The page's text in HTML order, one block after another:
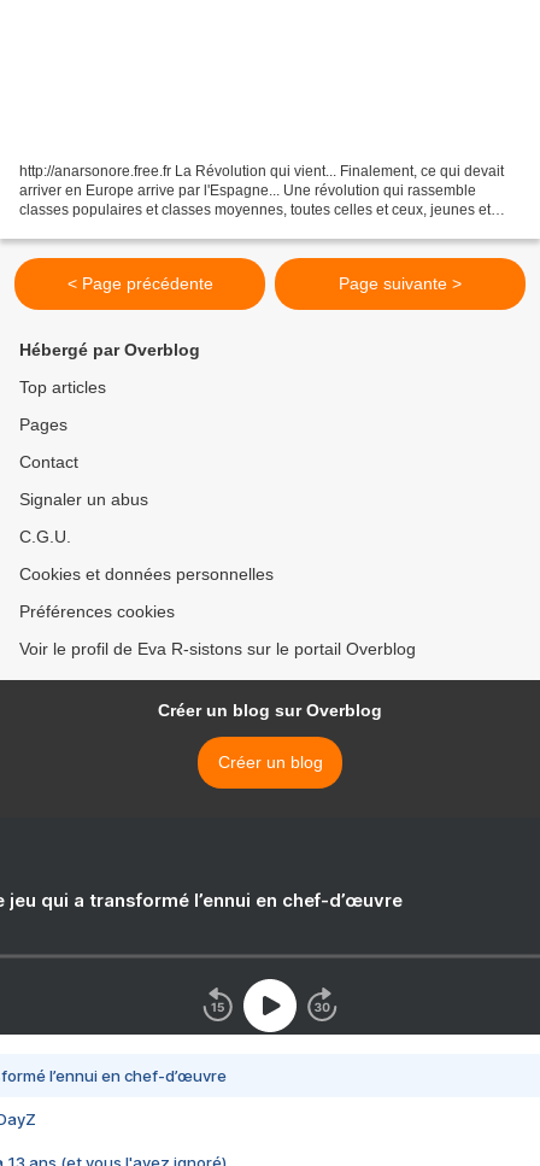
http://anarsonore.free.fr La Révolution qui vient... Finalement, ce qui devait
arriver en Europe arrive par l'Espagne... Une révolution qui rassemble
classes populaires et classes moyennes, toutes celles et ceux, jeunes et
< Page précédente Page suivante >
Hébergé par Overblog
Top articles
Pages
Contact
Signaler un abus
C.G.U.
Cookies et données personnelles
Préférences cookies
Voir le profil de Eva R-sistons sur le portail Overblog
Créer un blog sur Overblog
Créer un blog
jeu qui a transformé l’ennui en chef-d’œuvre
l’ennui en chef-d’œuvre